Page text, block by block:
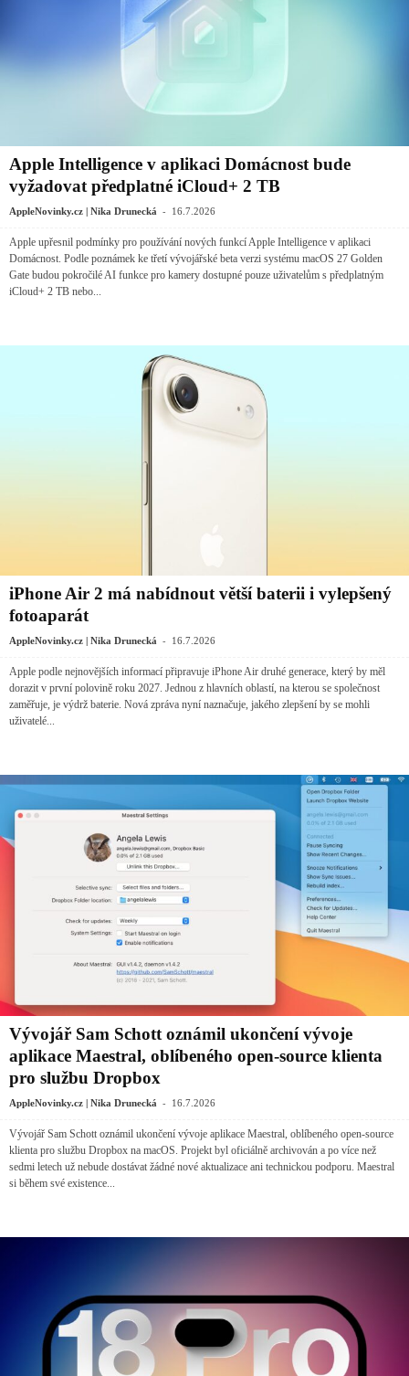
Apple Intelligence v aplikaci Domácnost bude
vyžadovat předplatné iCloud+ 2 TB
AppleNovinky.cz | Nika Drunecká - 16.7.2026
Apple upřesnil podmínky pro používání nových funkcí Apple Intelligence v aplikaci
Domácnost. Podle poznámek ke třetí vývojářské beta verzi systému macOS 27 Golden
Gate budou pokročilé AI funkce pro kamery dostupné pouze uživatelům s předplatným
iCloud+ 2 TB nebo...
iPhone Air 2 má nabídnout větší baterii i vylepšený
fotoaparát
AppleNovinky.cz | Nika Drunecká - 16.7.2026
Apple podle nejnovějších informací připravuje iPhone Air druhé generace, který by měl
dorazit v první polovině roku 2027. Jednou z hlavních oblastí, na kterou se společnost
zaměřuje, je výdrž baterie. Nová zpráva nyní naznačuje, jakého zlepšení by se mohli
uživatelé...
Vývojář Sam Schott oznámil ukončení vývoje
aplikace Maestral, oblíbeného open-source klienta
pro službu Dropbox
AppleNovinky.cz | Nika Drunecká - 16.7.2026
Vývojář Sam Schott oznámil ukončení vývoje aplikace Maestral, oblíbeného open-source
klienta pro službu Dropbox na macOS. Projekt byl oficiálně archivován a po více než
sedmi letech už nebude dostávat žádné nové aktualizace ani technickou podporu. Maestral
si během své existence...